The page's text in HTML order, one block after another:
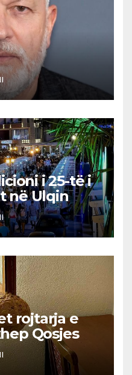
i 25-të i
në Ulqin
rojtarja e
Qosjes